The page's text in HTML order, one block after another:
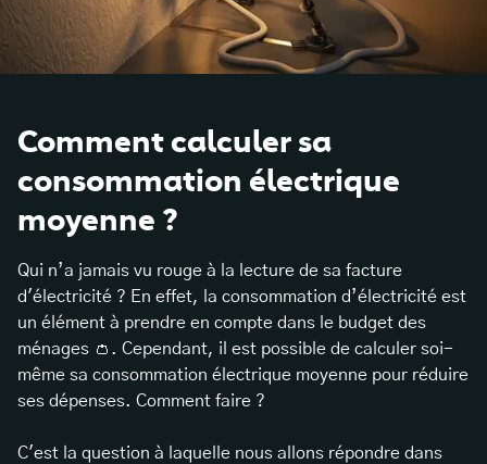
Comment calculer sa
consommation électrique
moyenne ?
Qui n’a jamais vu rouge à la lecture de sa facture
d'électricité ? En effet, la consommation d’électricité est
un élément à prendre en compte dans le budget des
ménages 👛. Cependant, il est possible de calculer soi-
même sa consommation électrique moyenne pour réduire
ses dépenses. Comment faire ?
C'est la question à laquelle nous allons répondre dans